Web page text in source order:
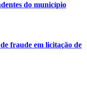
do município
fraude em licitação de